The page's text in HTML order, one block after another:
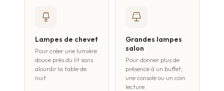
Lampes de chevet
Pour créer une lumière
douce près du lit sans
alourdir la table de
nuit.
Grandes lampes
salon
Pour donner plus de
présence à un buffet,
une console ou un coin
lecture.